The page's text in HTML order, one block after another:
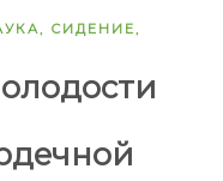
, СИДЕНИЕ,